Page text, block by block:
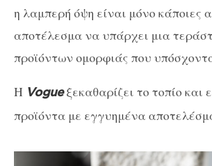
η λαμπερή όψη είναι μόνο κάποιες
αποτέλεσμα να υπάρχει μια
προϊόντων ομορφιάς που
Η Vogueξεκαθαρίζει το τοπίο και
προϊόντα με εγγυημένα